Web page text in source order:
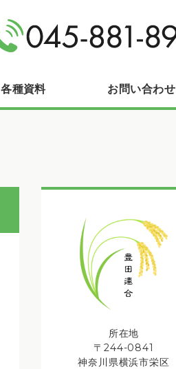
各種資料 お問い合わせ
所在地
〒244-0841
神奈川県横浜市栄区